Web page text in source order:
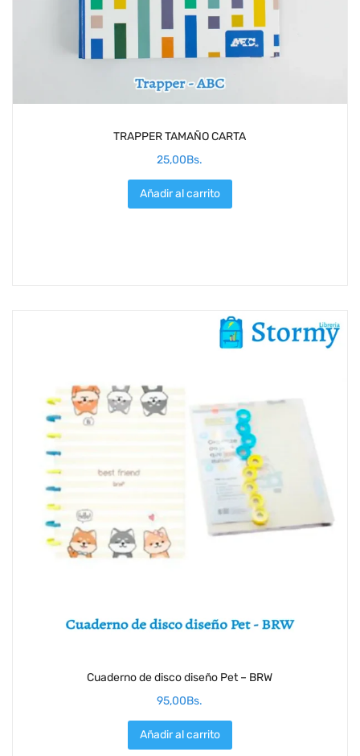
TRAPPER TAMAÑO CARTA
25,00Bs.
Añadir al carrito
Cuaderno de disco diseño Pet – BRW
95,00Bs.
Añadir al carrito